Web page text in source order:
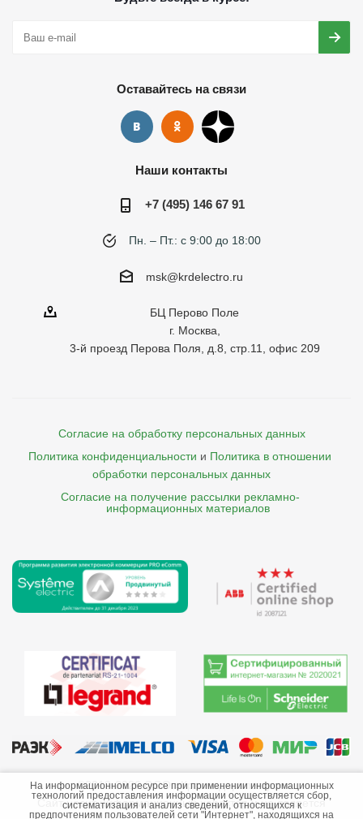
Оставайтесь на связи
Наши контакты
+7 (495) 146 67 91
Пн. – Пт.: с 9:00 до 18:00
msk@krdelectro.ru
БЦ Перово Поле
г. Москва,
3-й проезд Перова Поля, д.8, стр.11, офис 209
Согласие на обработку персональных данных
Политика конфиденциальности и Политика в отношении
обработки персональных данных
Согласие на получение рассылки рекламно-
    информационных материалов
©2013-2026 ООО «Краснодарэлектро»
Сайт носит информационный характер и не является
На информационном ресурсе при применении информационных
технологий предоставления информации осуществляется сбор,
систематизация и анализ сведений, относящихся к
предпочтениям пользователей сети "Интернет", находящихся на